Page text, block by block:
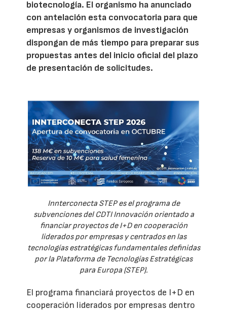
biotecnología. El organismo ha anunciado
con antelación esta convocatoria para que
empresas y organismos de investigación
dispongan de más tiempo para preparar sus
propuestas antes del inicio oficial del plazo
de presentación de solicitudes.
Innterconecta STEP es el programa de
subvenciones del CDTI Innovación orientado a
financiar proyectos de I+D en cooperación
liderados por empresas y centrados en las
tecnologías estratégicas fundamentales definidas
por la Plataforma de Tecnologías Estratégicas
para Europa (STEP).
El programa financiará proyectos de I+D en
cooperación liderados por empresas dentro